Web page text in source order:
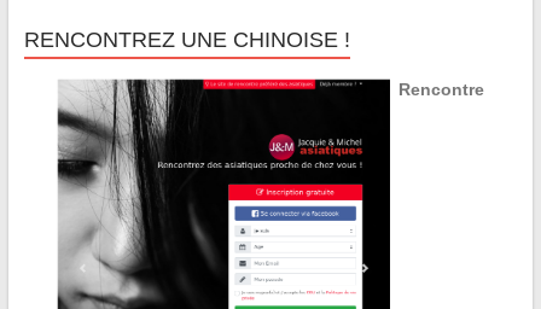
RENCONTREZ UNE CHINOISE !
Rencontre